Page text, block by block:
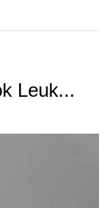
Leuk...